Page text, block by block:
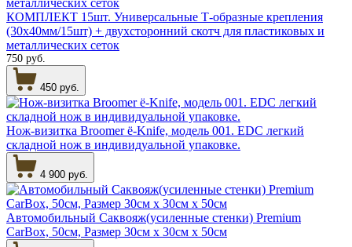
КОМПЛЕКТ 15шт. Универсальные Т-образные крепления
(30х40мм/15шт) + двухсторонний скотч для пластиковых и
металлических сеток
750 руб.
450 руб.
Нож-визитка Broomer ё-Knife, модель 001. EDC легкий
складной нож в индивидуальной упаковке.
4 900 руб.
Автомобильный Саквояж(усиленные стенки) Premium
CarBox, 50см, Размер 30см х 30см х 50см